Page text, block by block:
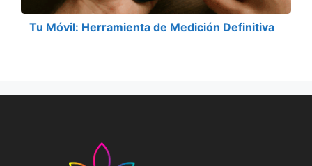
Tu Móvil: Herramienta de Medición Definitiva